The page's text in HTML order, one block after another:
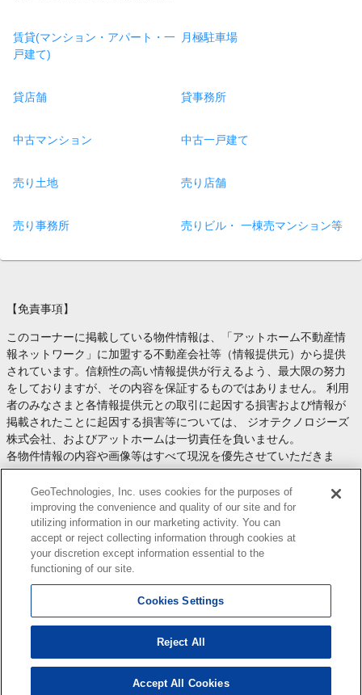
賃貸(マンション・アパート・一
戸建て)
月極駐車場
貸店舗 貸事務所
中古マンション 中古一戸建て
売り土地 売り店舗
売り事務所 売りビル・ 一棟売マンション等
【免責事項】
このコーナーに掲載している物件情報は、「アットホーム不動産情
報ネットワーク」に加盟する不動産会社等（情報提供元）から提供
されています。信頼性の高い情報提供が行えるよう、最大限の努力
をしておりますが、その内容を保証するものではありません。 利用
者のみなさまと各情報提供元との取引に起因する損害および情報が
掲載されたことに起因する損害等については、 ジオテクノロジーズ
株式会社、およびアットホームは一切責任を負いません。
各物件情報の内容や画像等はすべて現況を優先させていただきま
す。
お取引等（お取引の準備、資金調達等を含みます）の際には、内容
や契約条件等について、 各情報提供元より十分な説明を受け、ご自
身でご確認の上、判断してください。
このコーナーへの物件情報のご掲載、その他不動産業務ソリューシ
ョン等についての不動産会社様のお問合せはこちら
します。
Copyright(c) At Home Co.,Ltd. このサイトに掲載している情報の無断転載を禁止します。著作権
はアットホーム（株）またはその情報提供者に帰属します。
本ページはプロモーションが含まれています。
検索結果を見る
GeoTechnologies, Inc. uses cookies for the purposes of
improving the convenience and quality of our site and for
utilizing information in our marketing activity. You can
accept or reject collecting information through cookies at
your discretion except information essential to the
functioning of our site.
Cookies Settings
Reject All
Accept All Cookies